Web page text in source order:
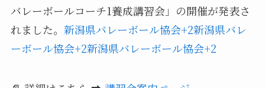
バレーボールコーチ1養成講習会」の開催が発表さ
れました。 新潟県バレーボール協会+2新潟県バレ
ーボール協会+2新潟県バレーボール協会+2